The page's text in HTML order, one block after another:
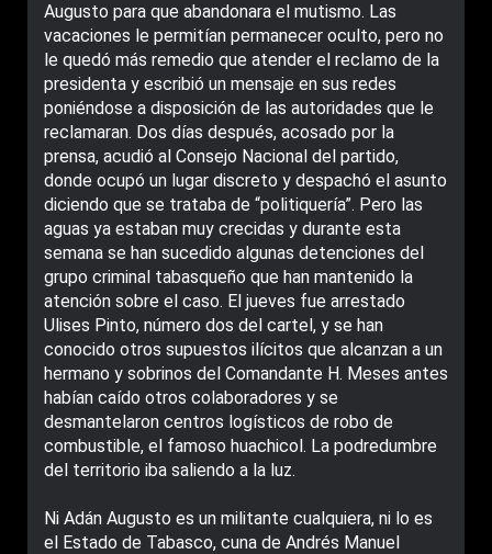
Augusto para que abandonara el mutismo. Las
vacaciones le permitían permanecer oculto, pero no
le quedó más remedio que atender el reclamo de la
presidenta y escribió un mensaje en sus redes
poniéndose a disposición de las autoridades que le
reclamaran. Dos días después, acosado por la
prensa, acudió al Consejo Nacional del partido,
donde ocupó un lugar discreto y despachó el asunto
diciendo que se trataba de “politiquería”. Pero las
aguas ya estaban muy crecidas y durante esta
semana se han sucedido algunas detenciones del
grupo criminal tabasqueño que han mantenido la
atención sobre el caso. El jueves fue arrestado
Ulises Pinto, número dos del cartel, y se han
conocido otros supuestos ilícitos que alcanzan a un
hermano y sobrinos del Comandante H. Meses antes
habían caído otros colaboradores y se
desmantelaron centros logísticos de robo de
combustible, el famoso huachicol. La podredumbre
del territorio iba saliendo a la luz.
Ni Adán Augusto es un militante cualquiera, ni lo es
el Estado de Tabasco, cuna de Andrés Manuel